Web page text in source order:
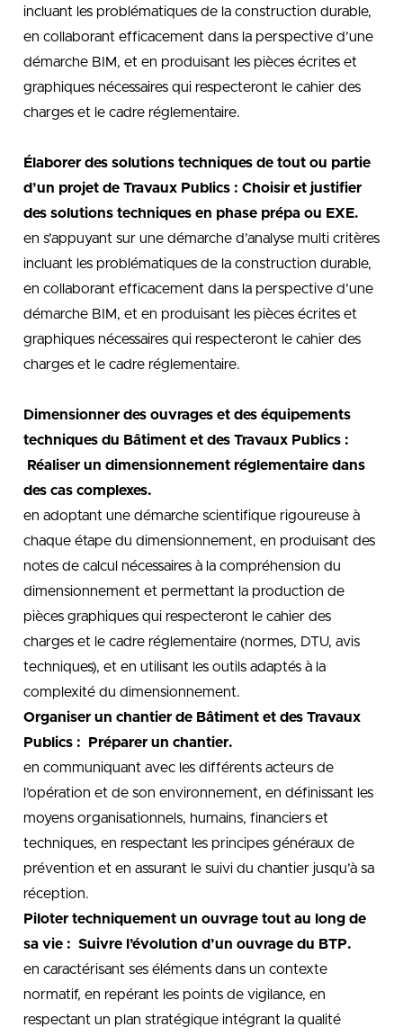
incluant les problématiques de la construction durable,
en collaborant efficacement dans la perspective d’une
démarche BIM, et en produisant les pièces écrites et
graphiques nécessaires qui respecteront le cahier des
charges et le cadre réglementaire.
Élaborer des solutions techniques de tout ou partie
d’un projet de Travaux Publics : Choisir et justifier
des solutions techniques en phase prépa ou EXE.
en s’appuyant sur une démarche d’analyse multi critères
incluant les problématiques de la construction durable,
en collaborant efficacement dans la perspective d’une
démarche BIM, et en produisant les pièces écrites et
graphiques nécessaires qui respecteront le cahier des
charges et le cadre réglementaire.
Dimensionner des ouvrages et des équipements
techniques du Bâtiment et des Travaux Publics :
Réaliser un dimensionnement réglementaire dans
des cas complexes.
en adoptant une démarche scientifique rigoureuse à
chaque étape du dimensionnement, en produisant des
notes de calcul nécessaires à la compréhension du
dimensionnement et permettant la production de
pièces graphiques qui respecteront le cahier des
charges et le cadre réglementaire (normes, DTU, avis
techniques), et en utilisant les outils adaptés à la
complexité du dimensionnement.
Organiser un chantier de Bâtiment et des Travaux
Publics : Préparer un chantier.
en communiquant avec les différents acteurs de
l’opération et de son environnement, en définissant les
moyens organisationnels, humains, financiers et
techniques, en respectant les principes généraux de
prévention et en assurant le suivi du chantier jusqu’à sa
réception.
Piloter techniquement un ouvrage tout au long de
sa vie : Suivre l’évolution d’un ouvrage du BTP.
en caractérisant ses éléments dans un contexte
normatif, en repérant les points de vigilance, en
respectant un plan stratégique intégrant la qualité